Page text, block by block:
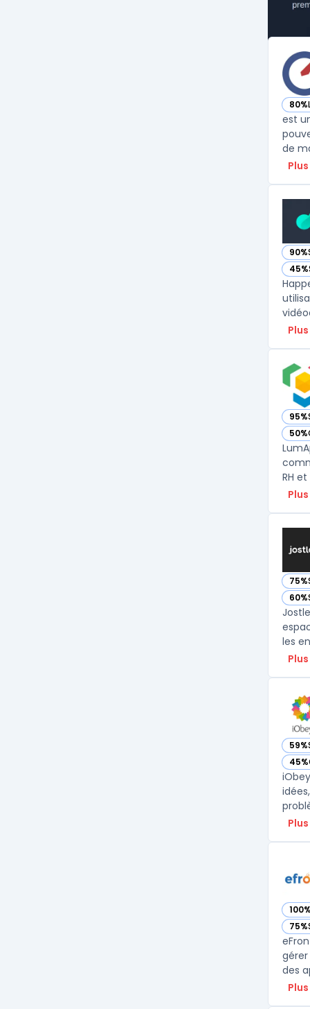
80%
—
est
90%
—
45%
—
95%
—
50%
—
75%
—
60%
—
les
59%
—
45%
—
100%
—
75%
—
des